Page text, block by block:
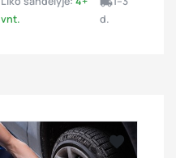
vnt.
d.
